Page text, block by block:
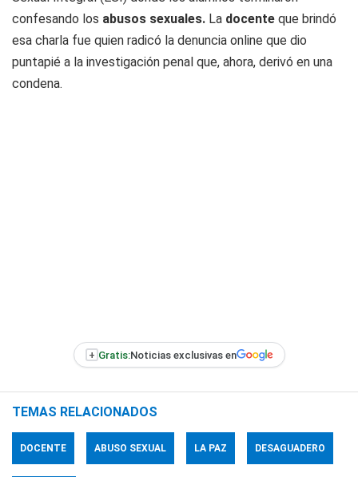
confesando los abusos sexuales. La docente que brindó
esa charla fue quien radicó la denuncia online que dio
puntapié a la investigación penal que, ahora, derivó en una
condena.
+ Gratis:Noticias exclusivas en
TEMAS RELACIONADOS
DOCENTE ABUSO SEXUAL LA PAZ DESAGUADERO